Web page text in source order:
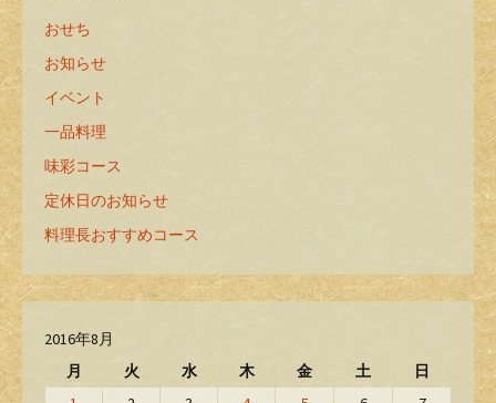
おせち
お知らせ
イベント
一品料理
味彩コース
定休日のお知らせ
料理長おすすめコース
2016年8月
月
火 水 木 金 土 日